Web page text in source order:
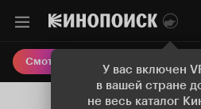
У вас включен
в вашей стране
не весь каталог
Смотреть кино